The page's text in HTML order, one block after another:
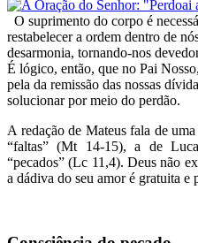
O suprimento do corpo é
restabelecer a ordem dentro de
desarmonia, tornando-nos
É lógico, então, que no Pai
pela da remissão das nossas
solucionar por meio do perdão.
A redação de Mateus fala de
“faltas” (Mt 14-15), a de
“pecados” (Lc 11,4). Deus não
a dádiva do seu amor é gratuita e